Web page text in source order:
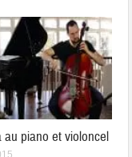
au piano et violoncel